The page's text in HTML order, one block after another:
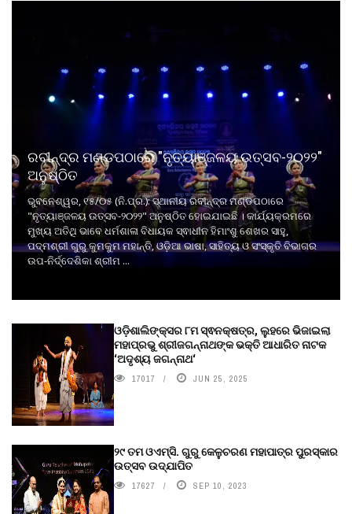
ରବୀନ୍ଦ୍ର ମଣ୍ଡପଠାରେ "ନୃତ୍ୟାଞ୍ଜଳୟ ଉତ୍ସବ-୨୦୨୨"
ଅନୁଷ୍ଠିତ
ଭୁବନେଶ୍ୱର, ୧୫/୦୫ (ନି.ପ୍ର.): ସ୍ଥାନୀୟ ରବୀନ୍ଦ୍ର ମଣ୍ଡପଠାରେ
"ନୃତ୍ୟାଞ୍ଜଳୟ ଉତ୍ସବ-୨୦୨୨" ଅନୁଷ୍ଠିତ ହୋଇଯାଇଛି । କାର୍ଯ୍ୟକ୍ରମରେ
ମୁଖ୍ୟ ଅତିଥି ଭାବେ ଧର୍ମଶାଳା ବିଧାୟକ ସ୍ଵାଧୀନ ହିମାଂଶୁ ଶେଖର ସାହୁ,
ପଦ୍ମଶ୍ରୀ ଗୁରୁ କୁମକୁମ ମହାନ୍ତି, ଓଡ଼ିଆ ଭାଷା, ସାହିତ୍ୟ ଓ ସଂସ୍କୃତି ବିଭାଗର
ଉପ-ନିର୍ଦ୍ଦେଶିକା ଶ୍ରୀମ ...
ଓଡ଼ିଶାଲିଙ୍କ୍ସର ୮ମ ସ୍ଵନକ୍ଷତ୍ର, ଲୁହରେ ଭିଜାଇଲା
ମହାପ୍ରଭୁ ଶ୍ରୀଜଗନ୍ନାଥଙ୍କ ଭକ୍ତି ଆଧାରିତ ନାଟକ
‘ଅଦୃଶ୍ୟ ଜଗନ୍ନାଥ‘
17017 JUN 25, 2025
୨୯ ତମ ଓଏମ୍‌ସି. ଗୁରୁ କେଳୁଚରଣ ମହାପାତ୍ର ପୁରସ୍କାର
ଉତ୍ସବ ଉଦ୍‍ଯାପିତ
17627 SEP 10, 2023